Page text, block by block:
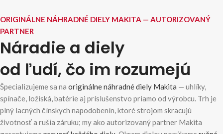
ORIGINÁLNE NÁHRADNÉ DIELY MAKITA — AUTORIZOVANÝ
PARTNER
Náradie a diely
od ľudí, čo im rozumejú
Špecializujeme sa na originálne náhradné diely Makita — uhlíky,
spínače, ložiská, batérie aj príslušenstvo priamo od výrobcu. Trh je
plný lacných čínskych napodobenín, ktoré strojom skracujú
životnosť a rušia záruku; my ako autorizovaný partner Makita